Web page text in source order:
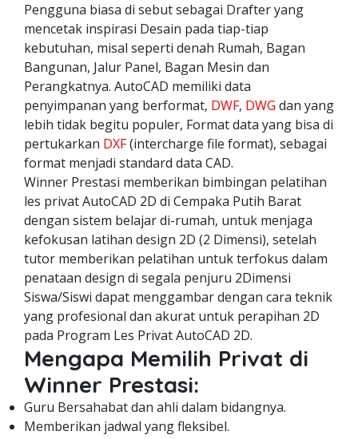
Pengguna biasa di sebut sebagai Drafter yang
mencetak inspirasi Desain pada tiap-tiap
kebutuhan, misal seperti denah Rumah, Bagan
Bangunan, Jalur Panel, Bagan Mesin dan
Perangkatnya. AutoCAD memiliki data
penyimpanan yang berformat, DWF, DWG dan yang
lebih tidak begitu populer, Format data yang bisa di
pertukarkan DXF(intercharge file format), sebagai
format menjadi standard data CAD.
Winner Prestasi memberikan bimbingan pelatihan
les privat AutoCAD 2D di Cempaka Putih Barat
dengan sistem belajar di-rumah, untuk menjaga
kefokusan latihan design 2D (2 Dimensi), setelah
tutor memberikan pelatihan untuk terfokus dalam
penataan design di segala penjuru 2Dimensi
Siswa/Siswi dapat menggambar dengan cara teknik
yang profesional dan akurat untuk perapihan 2D
pada Program Les Privat AutoCAD 2D.
Mengapa Memilih Privat di
Winner Prestasi:
Guru Bersahabat dan ahli dalam bidangnya.
Memberikan jadwal yang fleksibel.